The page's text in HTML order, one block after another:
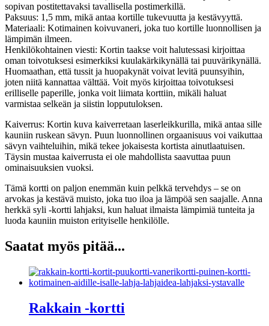
sopivan postitettavaksi tavallisella postimerkillä.
Paksuus: 1,5 mm, mikä antaa kortille tukevuutta ja kestävyyttä.
Materiaali: Kotimainen koivuvaneri, joka tuo kortille luonnollisen ja
lämpimän ilmeen.
Henkilökohtainen viesti: Kortin taakse voit halutessasi kirjoittaa
oman toivotuksesi esimerkiksi kuulakärkikynällä tai puuvärikynällä.
Huomaathan, että tussit ja huopakynät voivat levitä puunsyihin,
joten niitä kannattaa välttää. Voit myös kirjoittaa toivotuksesi
erilliselle paperille, jonka voit liimata korttiin, mikäli haluat
varmistaa selkeän ja siistin lopputuloksen.
Kaiverrus: Kortin kuva kaiverretaan laserleikkurilla, mikä antaa sille
kauniin ruskean sävyn. Puun luonnollinen orgaanisuus voi vaikuttaa
sävyn vaihteluihin, mikä tekee jokaisesta kortista ainutlaatuisen.
Täysin mustaa kaiverrusta ei ole mahdollista saavuttaa puun
ominaisuuksien vuoksi.
Tämä kortti on paljon enemmän kuin pelkkä tervehdys – se on
arvokas ja kestävä muisto, joka tuo iloa ja lämpöä sen saajalle. Anna
herkkä syli -kortti lahjaksi, kun haluat ilmaista lämpimiä tunteita ja
luoda kauniin muiston erityiselle henkilölle.
Saatat myös pitää...
Rakkain -kortti